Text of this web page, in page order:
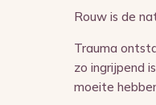
Rouw is de
Trauma
zo ingrijpend
moeite